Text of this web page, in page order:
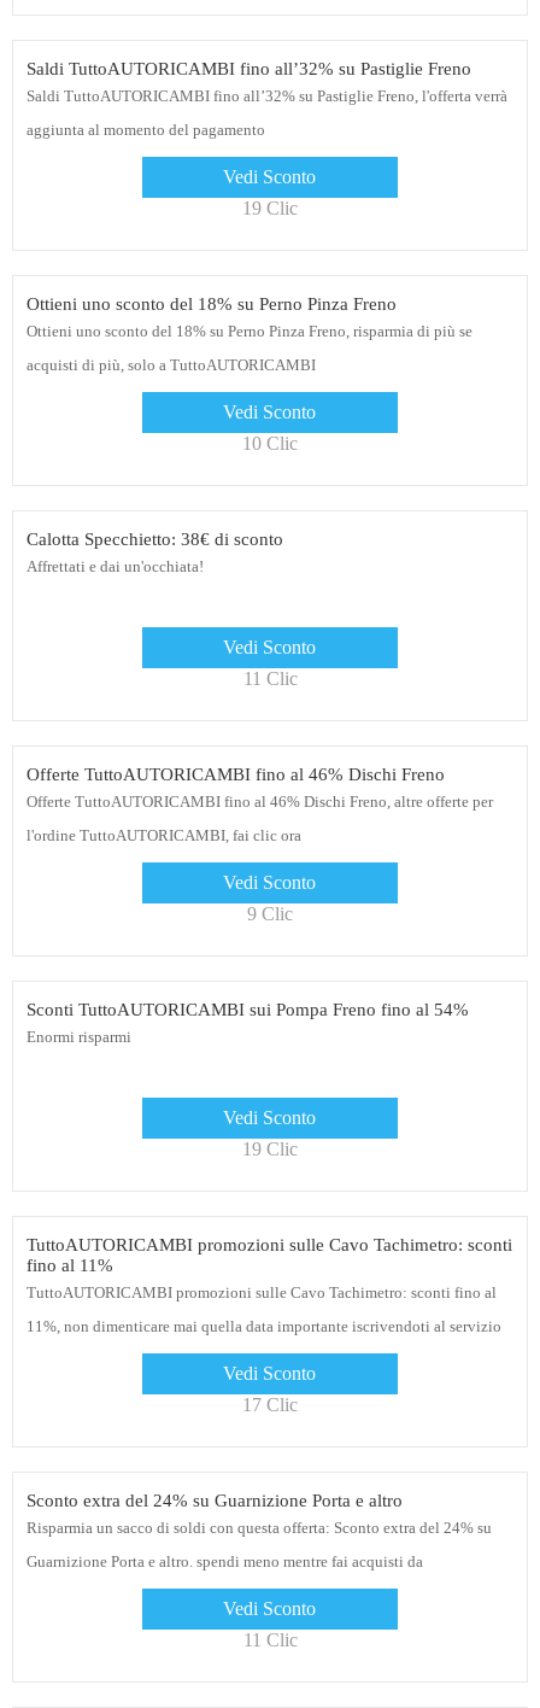
Saldi TuttoAUTORICAMBI fino all’32% su Pastiglie Freno
Saldi TuttoAUTORICAMBI fino all’32% su Pastiglie Freno, l'offerta verrà
aggiunta al momento del pagamento
Vedi Sconto
19 Clic
Ottieni uno sconto del 18% su Perno Pinza Freno
Ottieni uno sconto del 18% su Perno Pinza Freno, risparmia di più se
acquisti di più, solo a TuttoAUTORICAMBI
Vedi Sconto
10 Clic
Calotta Specchietto: 38€ di sconto
Affrettati e dai un'occhiata!
Vedi Sconto
11 Clic
Offerte TuttoAUTORICAMBI fino al 46% Dischi Freno
Offerte TuttoAUTORICAMBI fino al 46% Dischi Freno, altre offerte per
l'ordine TuttoAUTORICAMBI, fai clic ora
Vedi Sconto
9 Clic
Sconti TuttoAUTORICAMBI sui Pompa Freno fino al 54%
Enormi risparmi
Vedi Sconto
19 Clic
TuttoAUTORICAMBI promozioni sulle Cavo Tachimetro: sconti
fino al 11%
TuttoAUTORICAMBI promozioni sulle Cavo Tachimetro: sconti fino al
11%, non dimenticare mai quella data importante iscrivendoti al servizio
Vedi Sconto
17 Clic
Sconto extra del 24% su Guarnizione Porta e altro
Risparmia un sacco di soldi con questa offerta: Sconto extra del 24% su
Guarnizione Porta e altro. spendi meno mentre fai acquisti da
Vedi Sconto
11 Clic